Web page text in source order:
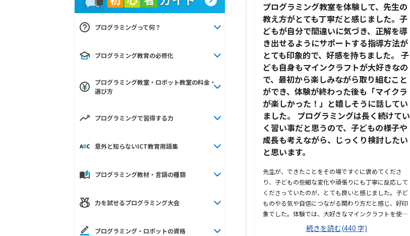
プログラミングって何？
プログラミング教育の必修化
プログラミング教室・ロボット教室の料金・
選び方
プログラミングで習得する力
意外と知らないICT教育用語集
プログラミング教材・言語の種類
力を試せるプログラミング大会
プログラミング・ロボットの資格
プログラミング教室を体験して、先生の
教え方がとても丁寧だと感じました。子
どもが自分で間違いに気づき、正解を導
き出せるようにサポートする指導方法が
とても印象的で、好感を持ちました。 子
ども自身もマインクラフトが大好きなの
で、最初から楽しみながら取り組むこと
ができ、体験が終わった後も「マイクラ
が楽しかった！」と嬉しそうに話してい
ました。 プログラミングは長く続けてい
く習い事だと思うので、子どもの様子や
成長も考えながら、じっくり検討したい
と思います。
先生が、できたことをその場ですぐに褒めてくださ
り、子どもの些細な変化や頑張りにも丁寧に反応して
くださっていたのが、とても良いと感じました。子ど
ものやる気や自信につながる関わり方だと感じ、好印
象でした。体験では、大好きなマインクラフトを使っ
た授業だったため、楽しみながら取り組むことがで
続きを読む(440 字)